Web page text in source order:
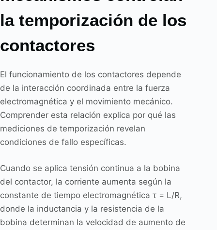
la temporización de los
contactores
El funcionamiento de los contactores depende
de la interacción coordinada entre la fuerza
electromagnética y el movimiento mecánico.
Comprender esta relación explica por qué las
mediciones de temporización revelan
condiciones de fallo específicas.
Cuando se aplica tensión continua a la bobina
del contactor, la corriente aumenta según la
constante de tiempo electromagnética τ = L/R,
donde la inductancia y la resistencia de la
bobina determinan la velocidad de aumento de